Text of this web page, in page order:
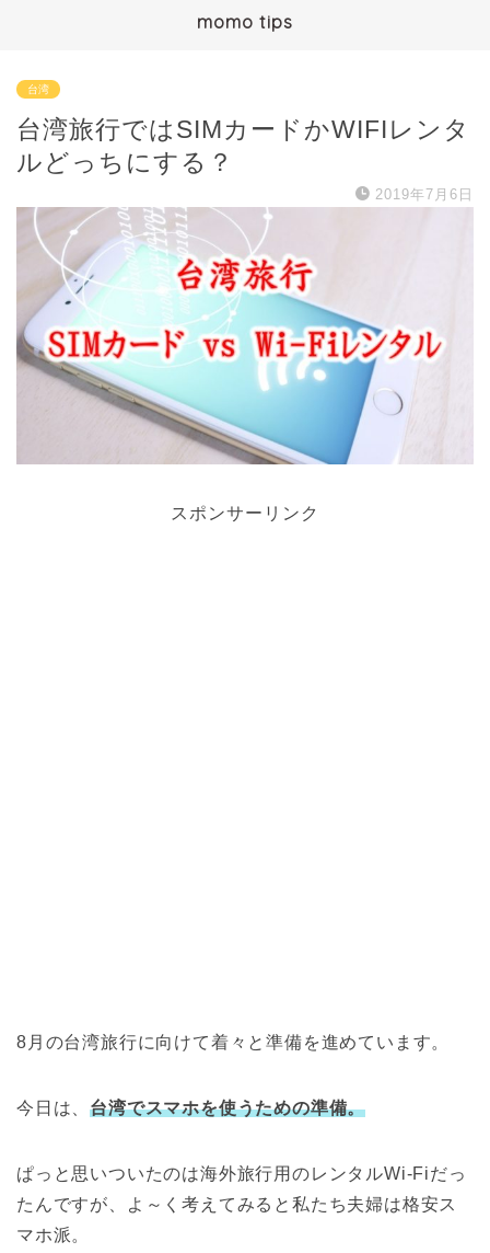
momo tips
台湾
台湾旅行ではSIMカードかWIFIレンタ
ルどっちにする？
2019年7月6日
スポンサーリンク
8月の台湾旅行に向けて着々と準備を進めています。
今日は、台湾でスマホを使うための準備。
ぱっと思いついたのは海外旅行用のレンタルWi-Fiだっ
たんですが、よ～く考えてみると私たち夫婦は格安ス
マホ派。